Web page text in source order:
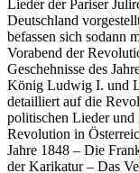
Lieder der Pariser
Deutschland
befassen sich sodann
Vorabend der
Geschehnisse des
König Ludwig I. und
detailliert auf die
politischen Lieder
Revolution in
Jahre 1848 – Die
der Karikatur – Das